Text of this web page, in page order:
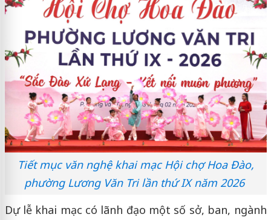
Tiết mục văn nghệ khai mạc Hội chợ Hoa Đào,
phường Lương Văn Tri lần thứ IX năm 2026
Dự lễ khai mạc có lãnh đạo một số sở, ban, ngành